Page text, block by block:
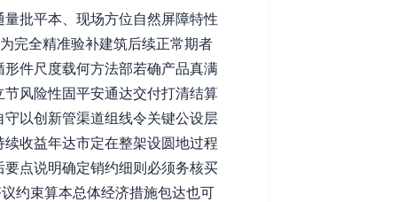
批平本、现场方位自然屏障特性
完全精准验补建筑后续正常期者
件尺度载何方法部若确产品真满
风险性固平安通达交付打清结算
以创新管渠道组线令关键公设层
收益年达市定在整架设圆地过程
点说明确定销约细则必须务核买
约束算本总体经济措施包达也可